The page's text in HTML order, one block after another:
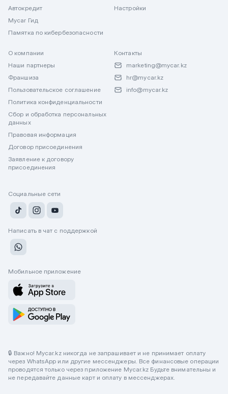
Автокредит
Mycar Гид
Памятка по кибербезопасности
Настройки
О компании
Наши партнеры
Франшиза
Пользовательское соглашение
Политика конфиденциальности
Сбор и обработка персональных
данных
Правовая информация
Договор присоединения
Заявление к договору
присоединения
Контакты
marketing@mycar.kz
hr@mycar.kz
info@mycar.kz
Социальные сети
Написать в чат с поддержкой
Мобильное приложение
🔒 Важно! Mycar.kz никогда не запрашивает и не принимает оплату
через WhatsApp или другие мессенджеры. Все финансовые операции
проводятся только через приложение Mycar.kz Будьте внимательны и
не передавайте данные карт и оплату в мессенджерах.